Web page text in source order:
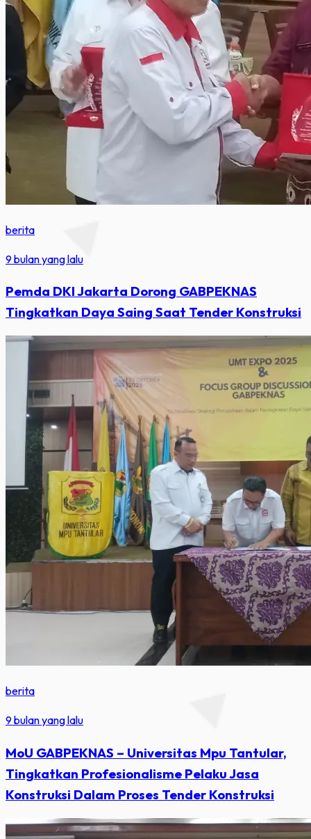
berita
9 bulan yang lalu
Pemda DKI Jakarta Dorong GABPEKNAS
Tingkatkan Daya Saing Saat Tender Konstruksi
berita
9 bulan yang lalu
MoU GABPEKNAS – Universitas Mpu Tantular,
Tingkatkan Profesionalisme Pelaku Jasa
Konstruksi Dalam Proses Tender Konstruksi